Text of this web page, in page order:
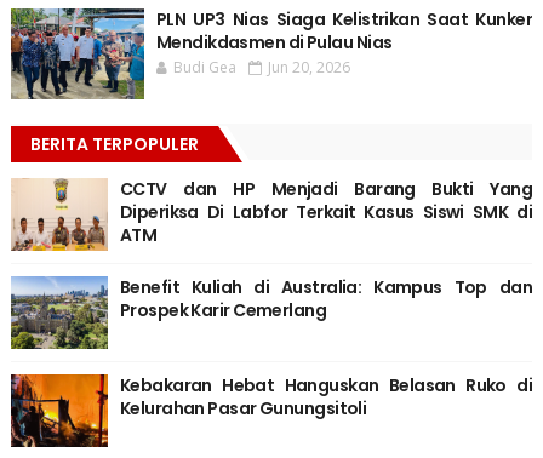
PLN UP3 Nias Siaga Kelistrikan Saat Kunker
Mendikdasmen di Pulau Nias
Budi Gea Jun 20, 2026
BERITA TERPOPULER
CCTV dan HP Menjadi Barang Bukti Yang
Diperiksa Di Labfor Terkait Kasus Siswi SMK di
ATM
Benefit Kuliah di Australia: Kampus Top dan
Prospek Karir Cemerlang
Kebakaran Hebat Hanguskan Belasan Ruko di
Kelurahan Pasar Gunungsitoli